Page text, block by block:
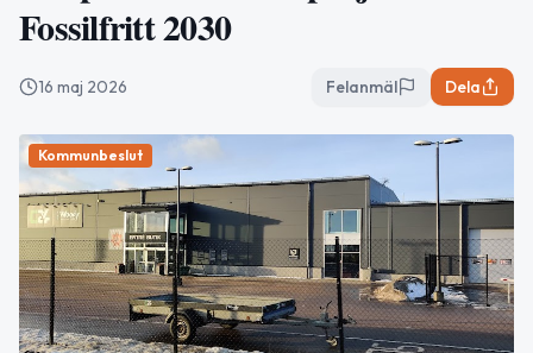
Fossilfritt 2030
16 maj 2026 Felanmäl Dela
Kommunbeslut